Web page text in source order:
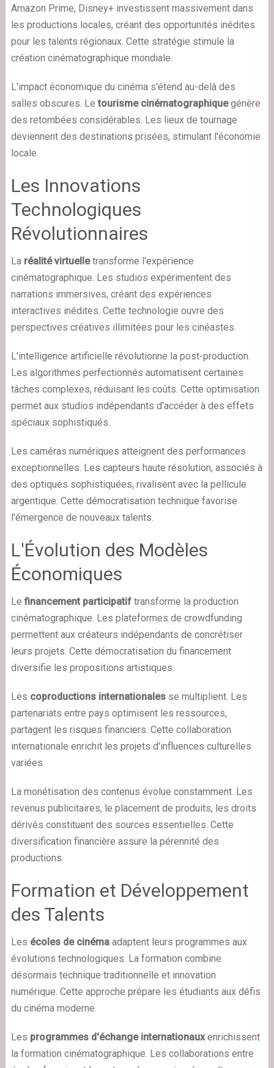
Amazon Prime, Disney+ investissent massivement dans
les productions locales, créant des opportunités inédites
pour les talents régionaux. Cette stratégie stimule la
création cinématographique mondiale.
L'impact économique du cinéma s'étend au-delà des
salles obscures. Letourisme cinématographiquegénère
des retombées considérables. Les lieux de tournage
deviennent des destinations prisées, stimulant l'économie
locale.
Les Innovations
Technologiques
Révolutionnaires
La réalité virtuelletransforme l'expérience
cinématographique. Les studios expérimentent des
narrations immersives, créant des expériences
interactives inédites. Cette technologie ouvre des
perspectives créatives illimitées pour les cinéastes.
L'intelligence artificielle révolutionne la post-production.
Les algorithmes perfectionnés automatisent certaines
tâches complexes, réduisant les coûts. Cette optimisation
permet aux studios indépendants d'accéder à des effets
spéciaux sophistiqués.
Les caméras numériques atteignent des performances
exceptionnelles. Les capteurs haute résolution, associés à
des optiques sophistiquées, rivalisent avec la pellicule
argentique. Cette démocratisation technique favorise
l'émergence de nouveaux talents.
L'Évolution des Modèles
Économiques
Lefinancement participatiftransforme la production
cinématographique. Les plateformes de crowdfunding
permettent aux créateurs indépendants de concrétiser
leurs projets. Cette démocratisation du financement
diversifie les propositions artistiques.
Les coproductions internationalesse multiplient. Les
partenariats entre pays optimisent les ressources,
partagent les risques financiers. Cette collaboration
internationale enrichit les projets d'influences culturelles
variées.
La monétisation des contenus évolue constamment. Les
revenus publicitaires, le placement de produits, les droits
dérivés constituent des sources essentielles. Cette
diversification financière assure la pérennité des
productions.
Formation et Développement
des Talents
Les écoles de cinémaadaptent leurs programmes aux
évolutions technologiques. La formation combine
désormais technique traditionnelle et innovation
numérique. Cette approche prépare les étudiants aux défis
du cinéma moderne.
Les programmes d'échange internationauxenrichissent
la formation cinématographique. Les collaborations entre